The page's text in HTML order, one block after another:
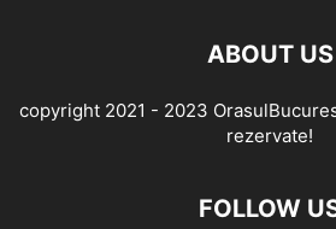
ABOUT US
copyright 2021 - 2023
rezervate!
FOLLOW